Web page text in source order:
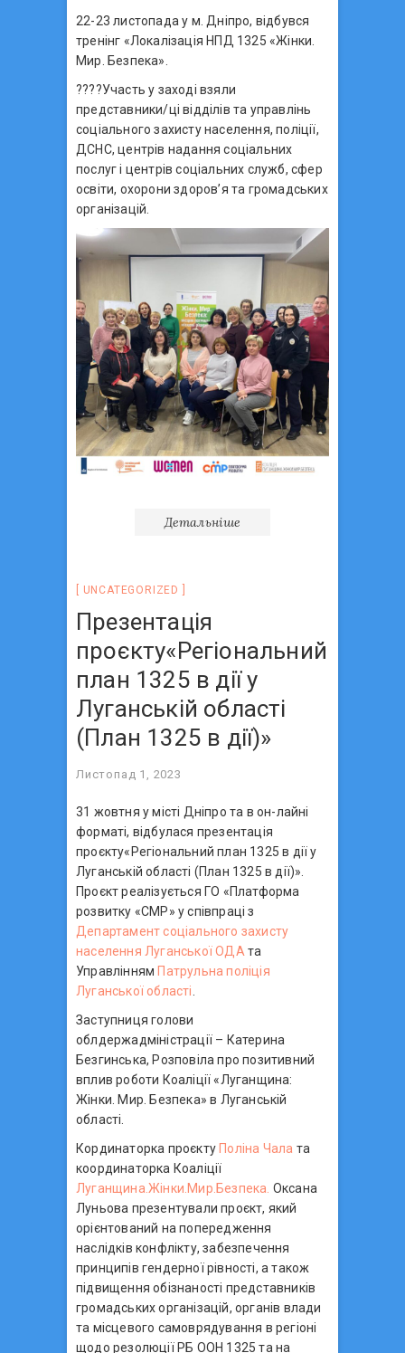
22-23 листопада у м. Дніпро, відбувся
тренінг «Локалізація НПД 1325 «Жінки.
Мир. Безпека».
????Участь у заході взяли
представники/ці відділів та управлінь
соціального захисту населення, поліції,
ДСНС, центрів надання соціальних
послуг і центрів соціальних служб, сфер
освіти, охорони здоров’я та громадських
організацій.
Детальніше
UNCATEGORIZED
Презентація
проєкту«Регіональний
план 1325 в дії у
Луганській області
(План 1325 в дії)»
Листопад 1, 2023
31 жовтня у місті Дніпро та в он-лайні
форматі, відбулася презентація
проєкту«Регіональний план 1325 в дії у
Луганській області (План 1325 в дії)».
Проєкт реалізується ГО «Платформа
розвитку «СМР» у співпраці з
Департамент соціального захисту
населення Луганської ОДА та
Управлінням Патрульна поліція
Луганської області
Заступниця голови
облдержадміністрації – Катерина
Безгинська, Розповіла про позитивний
вплив роботи Коаліції «Луганщина:
Жінки. Мир. Безпека» в Луганській
області.
Кординаторка проєкту Поліна Чала та
координаторка Коаліції
Луганщина.Жінки.Мир.Безпека. Оксана
Луньова презентували проєкт, який
орієнтований на попередження
наслідків конфлікту, забезпечення
принципів гендерної рівності, а також
підвищення обізнаності представників
громадських організацій, органів влади
та місцевого самоврядування в регіоні
щодо резолюції РБ ООН 1325 та на